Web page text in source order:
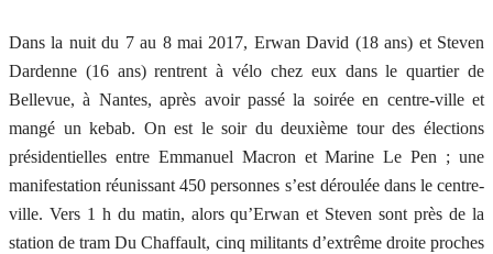
Dans la nuit du 7 au 8 mai 2017, Erwan David (18 ans) et Steven
Dardenne (16 ans) rentrent à vélo chez eux dans le quartier de
Bellevue, à Nantes, après avoir passé la soirée en centre-ville et
mangé un kebab. On est le soir du deuxième tour des élections
présidentielles entre Emmanuel Macron et Marine Le Pen ; une
manifestation réunissant 450 personnes s’est déroulée dans le centre-
ville. Vers 1 h du matin, alors qu’Erwan et Steven sont près de la
station de tram Du Chaffault, cinq militants d’extrême droite proches